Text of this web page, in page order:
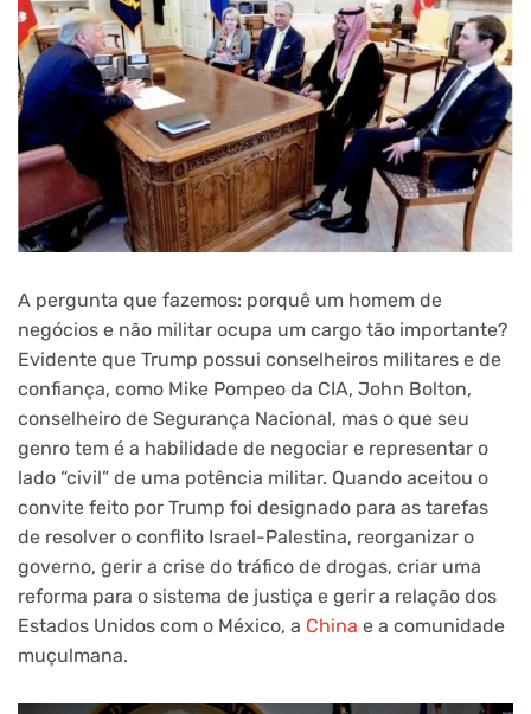
A pergunta que fazemos: porquê um homem de
negócios e não militar ocupa um cargo tão importante?
Evidente que Trump possui conselheiros militares e de
confiança, como Mike Pompeo da CIA, John Bolton,
conselheiro de Segurança Nacional, mas o que seu
genro tem é a habilidade de negociar e representar o
lado “civil” de uma potência militar. Quando aceitou o
convite feito por Trump foi designado para as tarefas
de resolver o conflito Israel-Palestina, reorganizar o
governo, gerir a crise do tráfico de drogas, criar uma
reforma para o sistema de justiça e gerir a relação dos
Estados Unidos com o México, a China e a comunidade
muçulmana.